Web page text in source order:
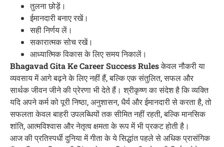
तुलना छोड़ें।
ईमानदारी बनाए रखें।
सही निर्णय लें।
सकारात्मक सोच रखें।
आध्यात्मिक विकास के लिए समय निकालें।
Bhagavad Gita Ke Career Success Rulesकेवल नौकरी या
व्यवसाय में आगे बढ़ने के लिए नहीं हैं, बल्कि एक संतुलित, सफल और
सार्थक जीवन जीने की प्रेरणा भी देते हैं। श्रीकृष्ण का संदेश है कि व्यक्ति
यदि अपने कर्म को पूरी निष्ठा, अनुशासन, धैर्य और ईमानदारी से करता है, तो
सफलता केवल बाहरी उपलब्धियों तक सीमित नहीं रहती, बल्कि मानसिक
शांति, आत्मविश्वास और नेतृत्व क्षमता के रूप में भी प्रकट होती है।
आज की प्रतिस्पर्धी दुनिया में गीता के ये सिद्धांत पहले से अधिक प्रासंगिक